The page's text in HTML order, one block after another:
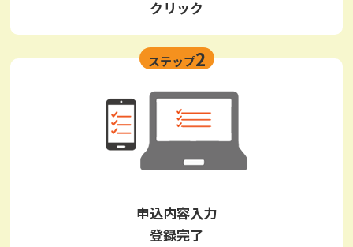
クリック
ステップ2
申込内容入力
登録完了